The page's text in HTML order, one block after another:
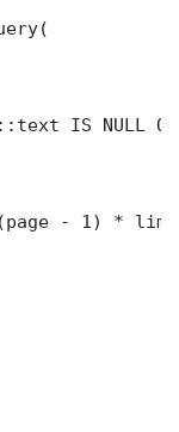
IS NULL
- 1) *